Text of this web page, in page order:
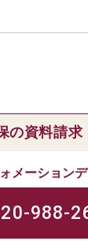
の資料請求
メーション
988-